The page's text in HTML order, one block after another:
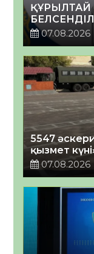
ҚҰРЫЛТАЙ
07.08.2026
5547
қызмет
07.08.2026